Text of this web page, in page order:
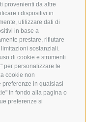
provenienti da altre
i dispositivi in
utilizzare dati di
in base a
prestare, rifiutare
sostanziali.
di cookie e strumenti
per personalizzare le
cookie non
preferenze in qualsiasi
in fondo alla pagina o
preferenze si
Bonifico
Bancario